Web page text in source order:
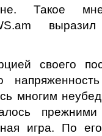
Такое
своего
многим
игра. По